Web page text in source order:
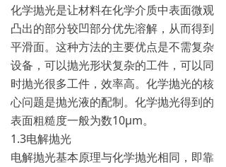
化学抛光是让材料在化学介质中表面微观
凸出的部分较凹部分优先溶解，从而得到
平滑面。这种方法的主要优点是不需复杂
设备，可以抛光形状复杂的工件，可以同
时抛光很多工件，效率高。化学抛光的核
心问题是抛光液的配制。化学抛光得到的
表面粗糙度一般为数10μm。
1.3电解抛光
电解抛光基本原理与化学抛光相同，即靠